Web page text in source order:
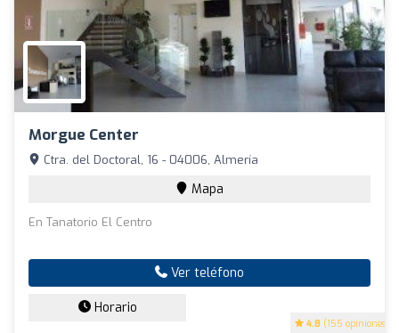
Morgue Center
4.8 (155 opiniones)
Ctra. del Doctoral, 16 - 04006, Almería
Mapa
En Tanatorio El Centro
Ver teléfono
Horario